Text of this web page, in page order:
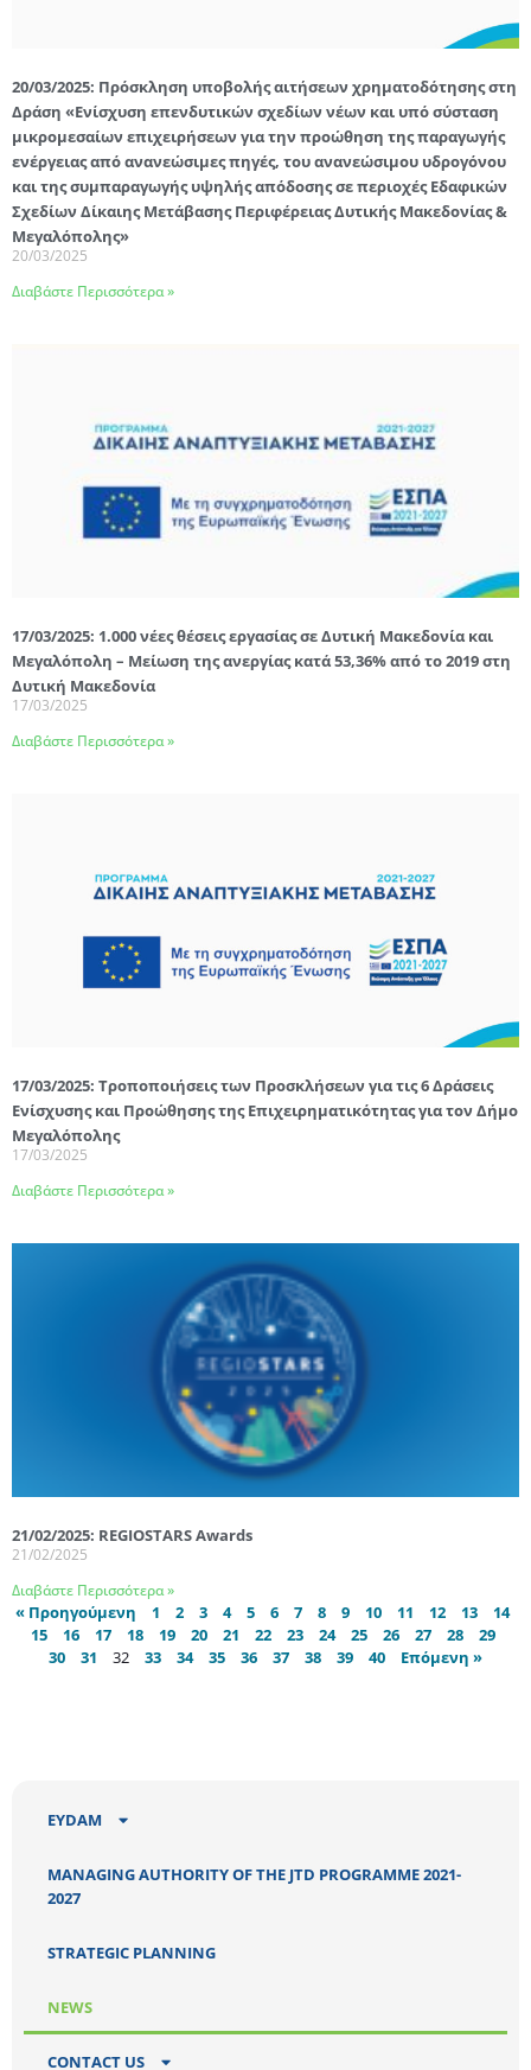
20/03/2025: Πρόσκληση υποβολής αιτήσεων χρηματοδότησης στη
Δράση «Ενίσχυση επενδυτικών σχεδίων νέων και υπό σύσταση
μικρομεσαίων επιχειρήσεων για την προώθηση της παραγωγής
ενέργειας από ανανεώσιμες πηγές, του ανανεώσιμου υδρογόνου
και της συμπαραγωγής υψηλής απόδοσης σε περιοχές Εδαφικών
Σχεδίων Δίκαιης Μετάβασης Περιφέρειας Δυτικής Μακεδονίας &
Μεγαλόπολης»
20/03/2025
Διαβάστε Περισσότερα »
17/03/2025: 1.000 νέες θέσεις εργασίας σε Δυτική Μακεδονία και
Μεγαλόπολη – Μείωση της ανεργίας κατά 53,36% από το 2019 στη
Δυτική Μακεδονία
17/03/2025
Διαβάστε Περισσότερα »
17/03/2025: Tροποποιήσεις των Προσκλήσεων για τις 6 Δράσεις
Ενίσχυσης και Προώθησης της Επιχειρηματικότητας για τον Δήμο
Μεγαλόπολης
17/03/2025
Διαβάστε Περισσότερα »
21/02/2025: REGIOSTARS Awards
21/02/2025
Διαβάστε Περισσότερα »
« Προηγούμενη 1 2 3 4 5 6 7 8 9 10 11 12 13
14
15
16 17 18 19 20 21 22 23 24 25 26 27 28
29
30
31 32 33 34 35 36 37 38 39 40 Επόμενη »
EYDAM
MANAGING AUTHORITY OF THE JTD PROGRAMME 2021-
2027
STRATEGIC PLANNING
NEWS
CONTACT US